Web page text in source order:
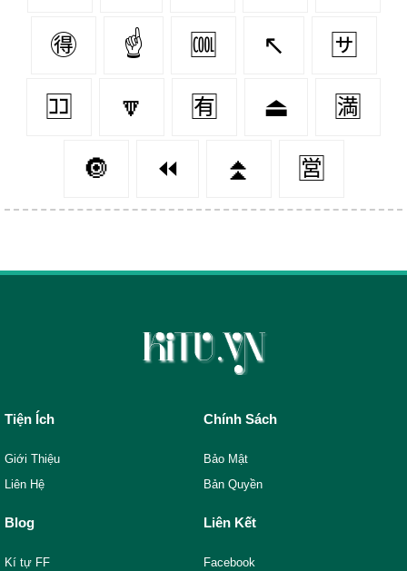
🉐 ☝ 🆒 ↖ 🈂
🈁 🔽 🈶 ⏏ 🈵
🔘 ⏪ ⏫ 🈺
Tiện Ích
Giới Thiệu
Liên Hệ
Chính Sách
Bảo Mật
Bản Quyền
Blog
Kí tự FF
Liên Kết
Facebook